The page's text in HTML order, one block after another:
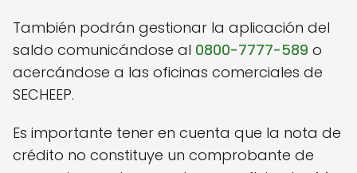
También podrán gestionar la aplicación del
saldo comunicándose al 0800-7777-589 o
acercándose a las oficinas comerciales de
SECHEEP.
Es importante tener en cuenta que la nota de
crédito no constituye un comprobante de